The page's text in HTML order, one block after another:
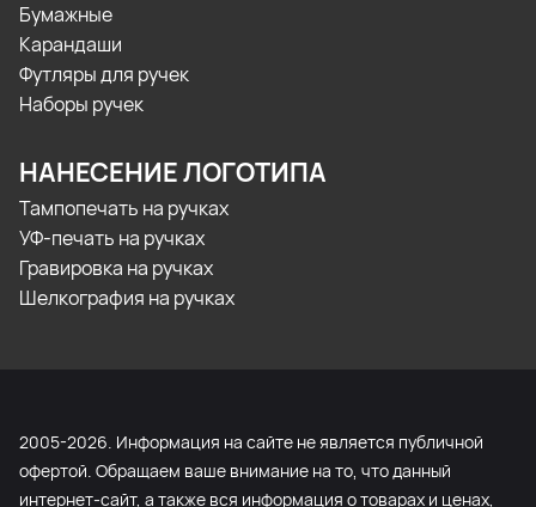
Бумажные
Карандаши
Футляры для ручек
Наборы ручек
НАНЕСЕНИЕ ЛОГОТИПА
Тампопечать на ручках
УФ-печать на ручках
Гравировка на ручках
Шелкография на ручках
2005-2026. Информация на сайте не является публичной
офертой. Обращаем ваше внимание на то, что данный
интернет-сайт, а также вся информация о товарах и ценах,